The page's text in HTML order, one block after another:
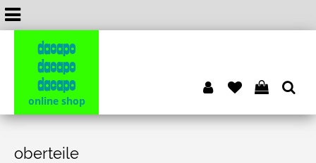
dacapo
dacapo
dacapo
online shop
oberteile